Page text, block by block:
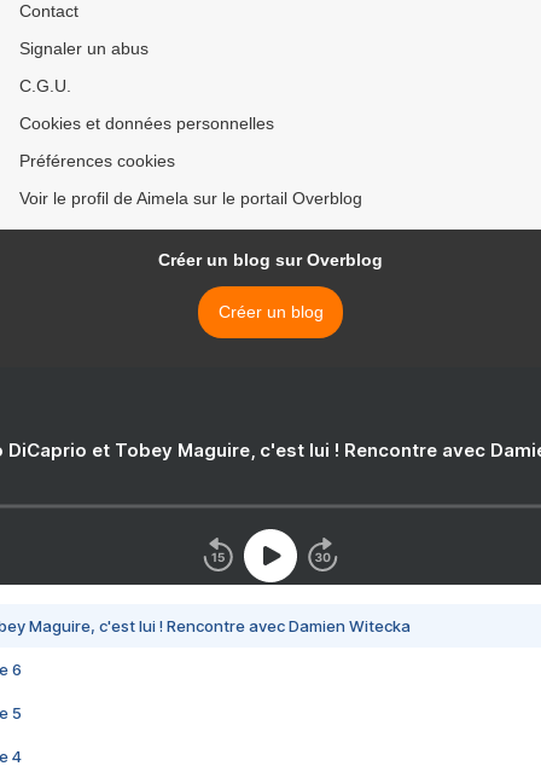
Contact
Signaler un abus
C.G.U.
Cookies et données personnelles
Préférences cookies
Voir le profil de Aimela sur le portail Overblog
Créer un blog sur Overblog
Créer un blog
DiCaprio et Tobey Maguire, c'est lui ! Rencontre avec
Maguire, c'est lui ! Rencontre avec Damien Witecka
6
5
4